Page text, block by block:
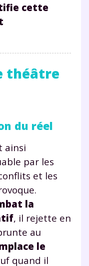
cette
théâtre
du réel
ainsi
par les
et les
la
, il rejette en
au
le
quand il
du CP à
disponibles
audio ou
à ce que vos
vous donner
24h. Pour en
personnelles et
notre
et des
de